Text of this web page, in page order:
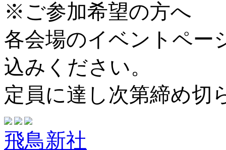
※ご参加希望の方へ
各会場のイベントペー
込みください。
定員に達し次第締め切
飛鳥新社